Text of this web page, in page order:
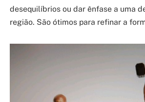
desequilíbrios ou dar ênfase a uma
região. São ótimos para refinar a